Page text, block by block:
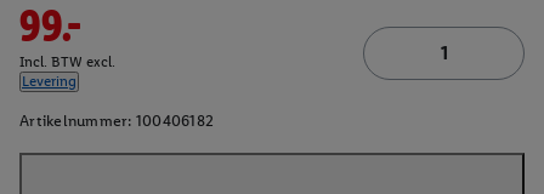
99.-
Incl. BTW excl.
Levering
Artikelnummer: 100406182